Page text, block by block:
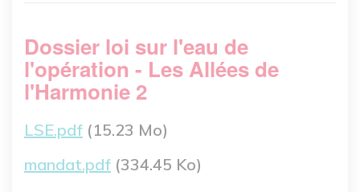
Dossier loi sur l'eau de
l'opération - Les Allées de
l'Harmonie 2
Fichier
LSE.pdf (15.23 Mo)
Fichier
mandat.pdf (334.45 Ko)